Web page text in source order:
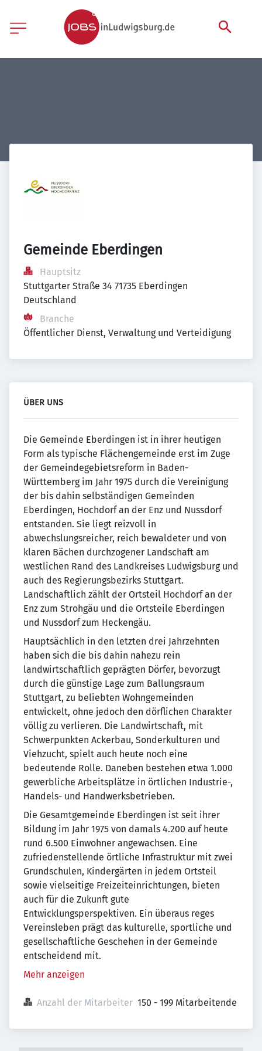
Gemeinde Eberdingen
Hauptsitz
Stuttgarter Straße 34 71735 Eberdingen
Deutschland
Branche
Öffentlicher Dienst, Verwaltung und Verteidigung
ÜBER UNS
Die Gemeinde Eberdingen ist in ihrer heutigen
Form als typische Flächengemeinde erst im Zuge
der Gemeindegebietsreform in Baden-
Württemberg im Jahr 1975 durch die Vereinigung
der bis dahin selbständigen Gemeinden
Eberdingen, Hochdorf an der Enz und Nussdorf
entstanden. Sie liegt reizvoll in
abwechslungsreicher, reich bewaldeter und von
klaren Bächen durchzogener Landschaft am
westlichen Rand des Landkreises Ludwigsburg und
auch des Regierungsbezirks Stuttgart.
Landschaftlich zählt der Ortsteil Hochdorf an der
Enz zum Strohgäu und die Ortsteile Eberdingen
und Nussdorf zum Heckengäu.
Hauptsächlich in den letzten drei Jahrzehnten
haben sich die bis dahin nahezu rein
landwirtschaftlich geprägten Dörfer, bevorzugt
durch die günstige Lage zum Ballungsraum
Stuttgart, zu beliebten Wohngemeinden
entwickelt, ohne jedoch den dörflichen Charakter
völlig zu verlieren. Die Landwirtschaft, mit
Schwerpunkten Ackerbau, Sonderkulturen und
Viehzucht, spielt auch heute noch eine
bedeutende Rolle. Daneben bestehen etwa 1.000
gewerbliche Arbeitsplätze in örtlichen Industrie-,
Handels- und Handwerksbetrieben.
Die Gesamtgemeinde Eberdingen ist seit ihrer
Bildung im Jahr 1975 von damals 4.200 auf heute
rund 6.500 Einwohner angewachsen. Eine
zufriedenstellende örtliche Infrastruktur mit zwei
Grundschulen, Kindergärten in jedem Ortsteil
sowie vielseitige Freizeiteinrichtungen, bieten
auch für die Zukunft gute
Entwicklungsperspektiven. Ein überaus reges
Vereinsleben prägt das kulturelle, sportliche und
gesellschaftliche Geschehen in der Gemeinde
entscheidend mit.
Mehr anzeigen
Anzahl der Mitarbeiter 150 - 199 Mitarbeitende